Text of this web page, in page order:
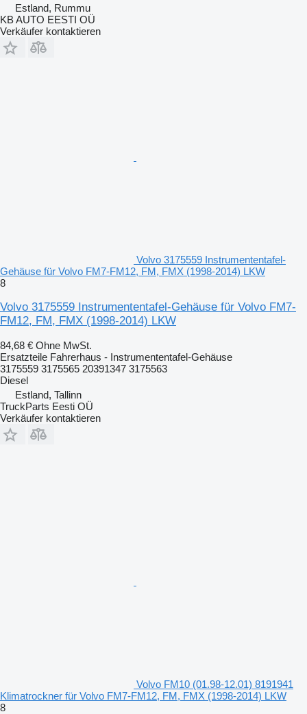
Estland, Rummu
KB AUTO EESTI OÜ
Verkäufer kontaktieren
Volvo 3175559 Instrumententafel-
Gehäuse für Volvo FM7-FM12, FM, FMX (1998-2014) LKW
8
Volvo 3175559 Instrumententafel-Gehäuse für Volvo FM7-
FM12, FM, FMX (1998-2014) LKW
84,68 € Ohne MwSt.
Ersatzteile Fahrerhaus - Instrumententafel-Gehäuse
3175559 3175565 20391347 3175563
Diesel
Estland, Tallinn
TruckParts Eesti OÜ
Verkäufer kontaktieren
Volvo FM10 (01.98-12.01) 8191941
Klimatrockner für Volvo FM7-FM12, FM, FMX (1998-2014) LKW
8